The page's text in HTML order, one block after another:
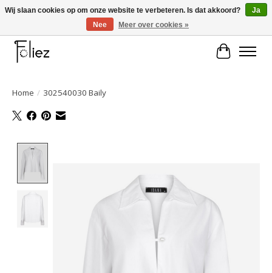
Large selection of products and fast shipping!
Home / 302540030 Baily
Wij slaan cookies op om onze website te verbeteren. Is dat akkoord?
Ja
Nee
Meer over cookies »